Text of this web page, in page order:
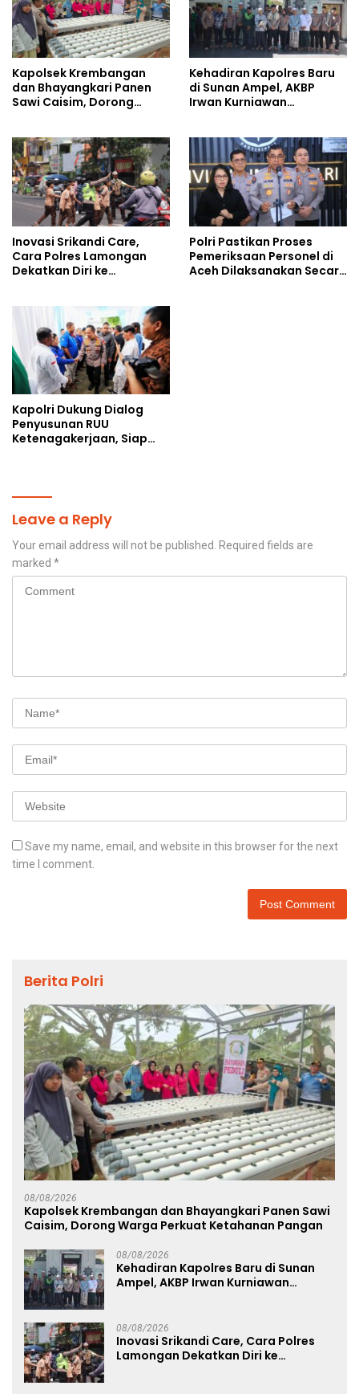
Kapolsek Krembangan
dan Bhayangkari Panen
Sawi Caisim, Dorong
Kehadiran Kapolres Baru
di Sunan Ampel, AKBP
Irwan Kurniawan
Inovasi Srikandi Care,
Cara Polres Lamongan
Dekatkan Diri ke
Polri Pastikan Proses
Pemeriksaan Personel di
Aceh Dilaksanakan Secara
Kapolri Dukung Dialog
Penyusunan RUU
Ketenagakerjaan, Siap
Leave a Reply
Your email address will not be published. Required fields are
marked *
Save my name, email, and website in this browser for the next
time I comment.
Berita Polri
08/08/2026
Kapolsek Krembangan dan Bhayangkari Panen Sawi
Caisim, Dorong Warga Perkuat Ketahanan Pangan
08/08/2026
Kehadiran Kapolres Baru di Sunan
Ampel, AKBP Irwan Kurniawan
08/08/2026
Inovasi Srikandi Care, Cara Polres
Lamongan Dekatkan Diri ke